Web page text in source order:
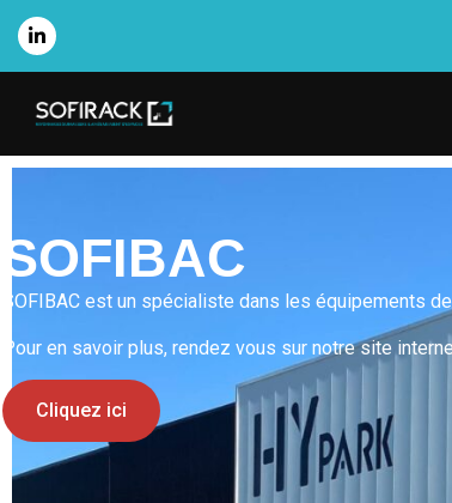
SOFIBAC
SOFIBAC est un spécialiste dans les équipements
Pour en savoir plus, rendez vous sur notre site
Cliquez ici